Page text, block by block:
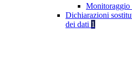
Monitoraggio
Dichiarazioni
dei dati 1